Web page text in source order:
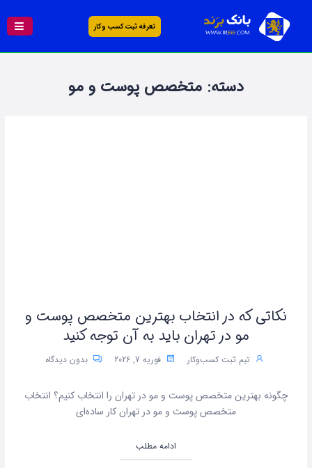
تعرفه ثبت کسب و کار
دسته: متخصص پوست و مو
نکاتی که در انتخاب بهترین متخصص پوست و
مو در تهران باید به آن توجه کنید
تیم ثبت کسب‌وکار فوریه 7, 2026 بدون دیدگاه
چگونه بهترین متخصص پوست و مو در تهران را انتخاب کنیم؟ انتخاب
متخصص پوست و مو در تهران کار ساده‌ای
ادامه مطلب